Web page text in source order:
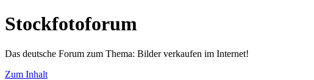
Stockfotoforum
Das deutsche Forum zum Thema: Bilder verkaufen im Internet!
Zum Inhalt